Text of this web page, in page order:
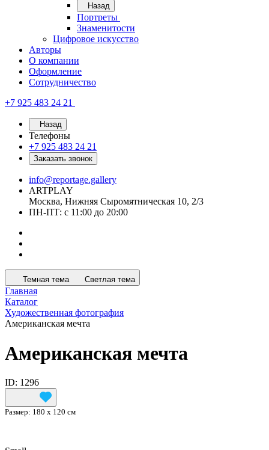
Назад
Портреты
Знаменитости
Цифровое искусство
Авторы
О компании
Оформление
Сотрудничество
+7 925 483 24 21
Назад
Телефоны
+7 925 483 24 21
Заказать звонок
info@reportage.gallery
ARTPLAY
Москва, Нижняя Сыромятническая 10, 2/3
ПН-ПТ: с 11:00 до 20:00
Темная тема Светлая тема
Главная
Каталог
Художественная фотография
Американская мечта
Американская мечта
ID: 1296
Размер: 180 х 120 см